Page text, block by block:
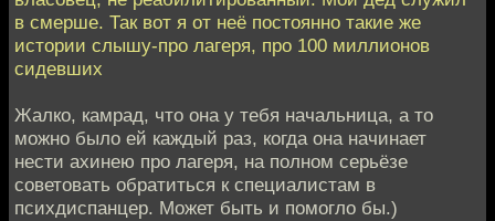
в смерше. Так вот я от неё постоянно такие же
истории слышу-про лагеря, про 100 миллионов
сидевших
Жалко, камрад, что она у тебя начальница, а то
можно было ей каждый раз, когда она начинает
нести ахинею про лагеря, на полном серьёзе
советовать обратиться к специалистам в
психдиспанцер. Может быть и помогло бы.)